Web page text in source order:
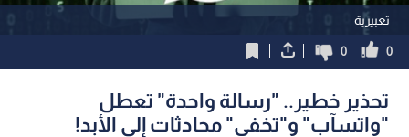
تعبيرية
0
0
تحذير خطير.. "رسالة واحدة" تعطل
"واتسآب" و"تخفي" محادثات إلى الأبد!